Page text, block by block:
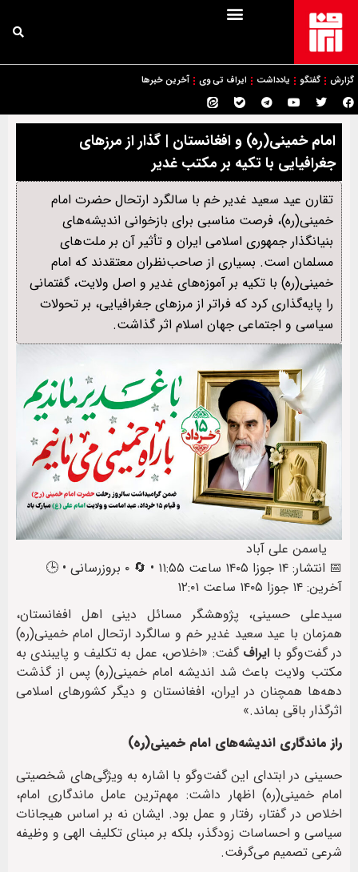
گزارش گفتگو یادداشت ایراف تی وی آخرین خبرها
امام خمینی(ره) و افغانستان | گذار از مرزهای
جغرافیایی با تکیه بر مکتب غدیر
تقارن عید سعید غدیر خم با سالگرد ارتحال حضرت امام
خمینی(ره)، فرصت مناسبی برای بازخوانی اندیشه‌های
بنیانگذار جمهوری اسلامی ایران و تأثیر آن بر ملت‌های
مسلمان است. بسیاری از صاحب‌نظران معتقدند که امام
خمینی(ره) با تکیه بر آموزه‌های غدیر و اصل ولایت، گفتمانی
را پایه‌گذاری کرد که فراتر از مرزهای جغرافیایی، بر تحولات
سیاسی و اجتماعی جهان اسلام اثر گذاشت.
یاسمن علی آباد
📅 انتشار: ۱۴ جوزا ۱۴۰۵ ساعت ۱۱:۵۵ • 🔄 ۰ بروزرسانی • 🕒
آخرین: ۱۴ جوزا ۱۴۰۵ ساعت ۱۲:۰۱
سیدعلی حسینی، پژوهشگر مسائل دینی اهل افغانستان،
همزمان با عید سعید غدیر خم و سالگرد ارتحال امام خمینی(ره)
در گفت‌وگو باایراف گفت: «اخلاص، عمل به تکلیف و پایبندی به
مکتب ولایت باعث شد اندیشه امام خمینی(ره) پس از گذشت
دهه‌ها همچنان در ایران، افغانستان و دیگر کشورهای اسلامی
اثرگذار باقی بماند.»
راز ماندگاری اندیشه‌های امام خمینی(ره)
حسینی در ابتدای این گفت‌وگو با اشاره به ویژگی‌های شخصیتی
امام خمینی(ره) اظهار داشت: مهم‌ترین عامل ماندگاری امام،
اخلاص در گفتار، رفتار و عمل بود. ایشان نه بر اساس هیجانات
سیاسی و احساسات زودگذر، بلکه بر مبنای تکلیف الهی و وظیفه
شرعی تصمیم می‌گرفت.